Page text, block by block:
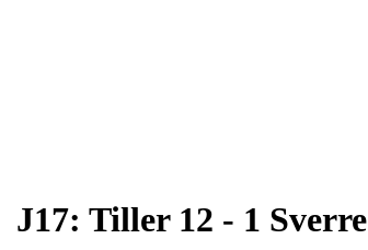
J17: Tiller 12 - 1 Sverre